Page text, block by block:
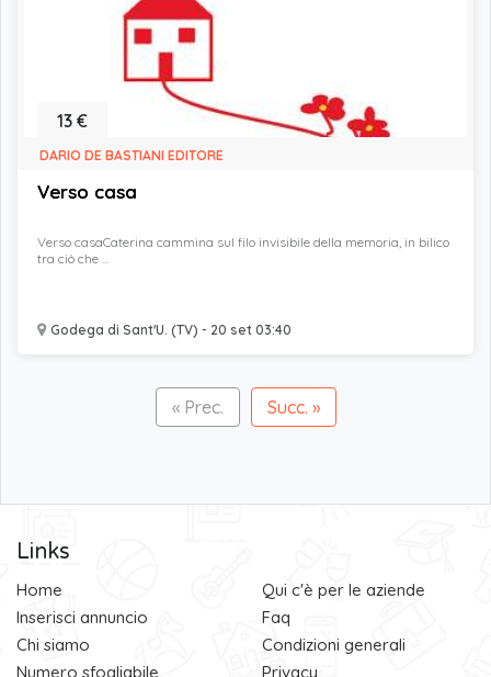
Verso casa
Godega di Sant'U. (TV) - 20 set 03:40
13 €
DARIO DE BASTIANI EDITORE
Verso casaCaterina cammina sul filo invisibile della memoria, in bilico
tra ciò che ...
« Prec. Succ. »
Links
Home
Inserisci annuncio
Chi siamo
Numero sfogliabile
Qui c'è per le aziende
Faq
Condizioni generali
Privacy